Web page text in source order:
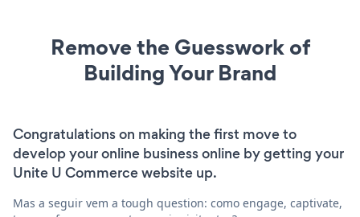
Remove the Guesswork of
Building Your Brand
Congratulations on making the first move to
develop your online business online by getting your
Unite U Commerce website up.
Mas a seguir vem a tough question: como engage, captivate,